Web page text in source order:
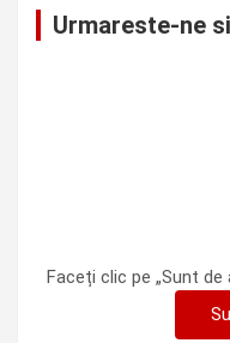
Urmareste-ne
Faceți clic pe „Sunt